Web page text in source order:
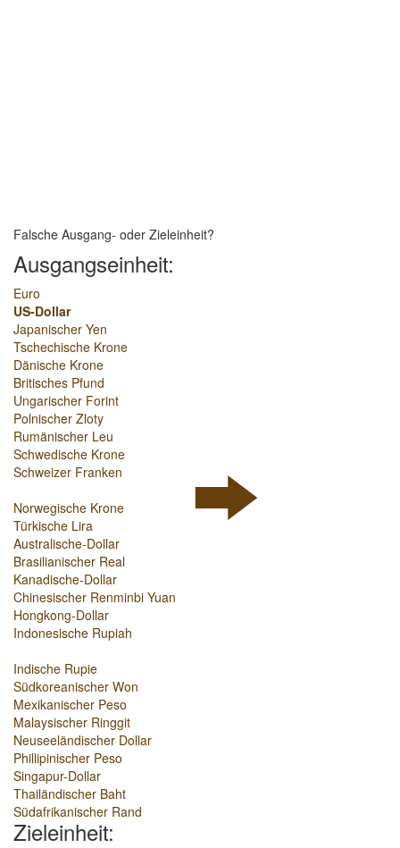
Falsche Ausgang- oder Zieleinheit?
Ausgangseinheit:
Euro
US-Dollar
Japanischer Yen
Tschechische Krone
Dänische Krone
Britisches Pfund
Ungarischer Forint
Polnischer Zloty
Rumänischer Leu
Schwedische Krone
Schweizer Franken
Norwegische Krone
Türkische Lira
Australische-Dollar
Brasilianischer Real
Kanadische-Dollar
Chinesischer Renminbi Yuan
Hongkong-Dollar
Indonesische Rupiah
Indische Rupie
Südkoreanischer Won
Mexikanischer Peso
Malaysischer Ringgit
Neuseeländischer Dollar
Phillipinischer Peso
Singapur-Dollar
Thailändischer Baht
Südafrikanischer Rand
Zieleinheit: